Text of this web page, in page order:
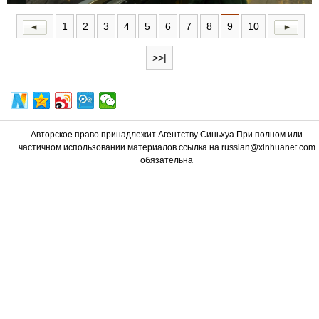
1 2 3 4 5 6 7 8 9 10
>>|
Авторское право принадлежит Агентству Синьхуа При полном или
частичном использовании материалов ссылка на russian@xinhuanet.com
обязательна